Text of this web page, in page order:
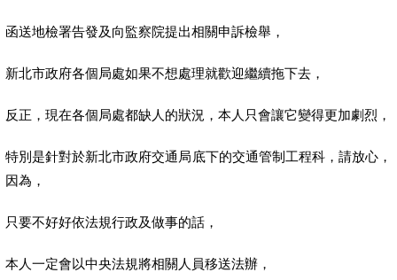
函送地檢署告發及向監察院提出相關申訴檢舉，
新北市政府各個局處如果不想處理就歡迎繼續拖下去，
反正，現在各個局處都缺人的狀況，本人只會讓它變得更加劇烈，
特別是針對於新北市政府交通局底下的交通管制工程科，請放心，
因為，
只要不好好依法規行政及做事的話，
本人一定會以中央法規將相關人員移送法辦，